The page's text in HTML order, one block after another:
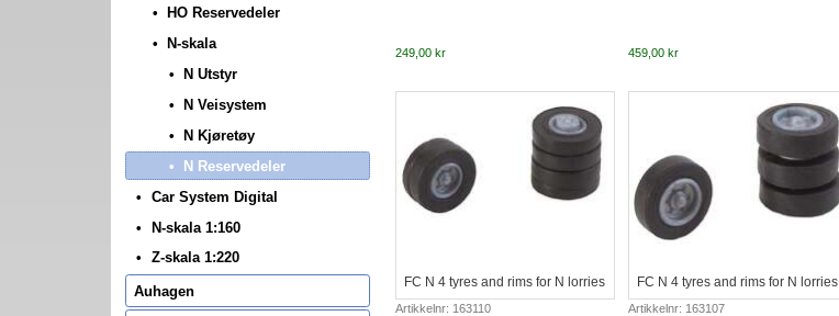
249,00 kr 459,00 kr
FC N 4 tyres and rims for N lorries
Artikkelnr: 163110
FC N 4 tyres and rims for N lorries
Artikkelnr: 163107
HO Reservedeler
N-skala
N Utstyr
N Veisystem
N Kjøretøy
N Reservedeler
Car System Digital
N-skala 1:160
Z-skala 1:220
Auhagen